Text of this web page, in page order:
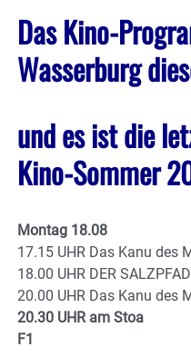
Das Kino-
Wasserburg
und es ist die
Kino-Sommer
Montag 18.08
17.15 UHR Das Kanu des
18.00 UHR DER SALZPFAD
20.00 UHR Das Kanu des
20.30 UHR am Stoa
F1